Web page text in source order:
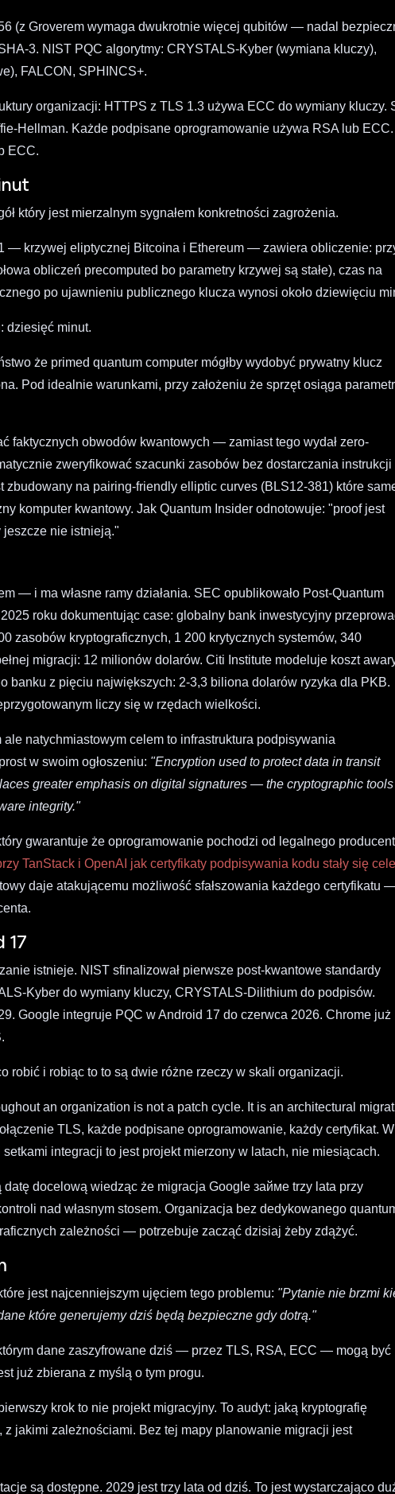
(z Groverem wymaga dwukrotnie więcej qubitów — nadal
3. NIST PQC algorytmy: CRYSTALS-Kyber (wymiana kluczy),
FALCON, SPHINCS+.
organizacji: HTTPS z TLS 1.3 używa ECC do wymiany kluczy.
Hellman. Każde podpisane oprogramowanie używa RSA lub ECC.
ECC.
który jest mierzalnym sygnałem konkretności zagrożenia.
— krzywej eliptycznej Bitcoina i Ethereum — zawiera obliczenie:
obliczeń precomputed bo parametry krzywej są stałe), czas na
po ujawnieniu publicznego klucza wynosi około dziewięciu
dziesięć minut.
że primed quantum computer mógłby wydobyć prywatny klucz
Pod idealnie warunkami, przy założeniu że sprzęt osiąga
faktycznych obwodów kwantowych — zamiast tego wydał zero-
zweryfikować szacunki zasobów bez dostarczania instrukcji
zbudowany na pairing-friendly elliptic curves (BLS12-381) które
komputer kwantowy. Jak Quantum Insider odnotowuje: "proof jest
nie istnieją."
— i ma własne ramy działania. SEC opublikowało Post-Quantum
roku dokumentując case: globalny bank inwestycyjny
zasobów kryptograficznych, 1 200 krytycznych systemów, 340
migracji: 12 milionów dolarów. Citi Institute modeluje koszt
banku z pięciu największych: 2-3,3 biliona dolarów ryzyka dla PKB.
liczy się w rzędach wielkości.
natychmiastowym celem to infrastruktura podpisywania
w swoim ogłoszeniu: "Encryption used to protect data in transit
greater emphasis on digital signatures — the cryptographic tools
integrity."
gwarantuje że oprogramowanie pochodzi od legalnego
TanStack i OpenAI jak certyfikaty podpisywania kodu stały się
daje atakującemu możliwość sfałszowania każdego certyfikatu
17
istnieje. NIST sfinalizował pierwsze post-kwantowe standardy
Kyber do wymiany kluczy, CRYSTALS-Dilithium do podpisów.
Google integruje PQC w Android 17 do czerwca 2026. Chrome już
robić i robiąc to to są dwie różne rzeczy w skali organizacji.
an organization is not a patch cycle. It is an architectural
TLS, każde podpisane oprogramowanie, każdy certyfikat. W
integracji to jest projekt mierzony w latach, nie miesiącach.
docelową wiedząc że migracja Google займе trzy lata przy
nad własnym stosem. Organizacja bez dedykowanego
zależności — potrzebuje zacząć dzisiaj żeby zdążyć.
jest najcenniejszym ujęciem tego problemu: "Pytanie nie brzmi
które generujemy dziś będą bezpieczne gdy dotrą."
dane zaszyfrowane dziś — przez TLS, RSA, ECC — mogą być
już zbierana z myślą o tym progu.
krok to nie projekt migracyjny. To audyt: jaką kryptografię
z jakimi zależnościami. Bez tej mapy planowanie migracji jest
są dostępne. 2029 jest trzy lata od dziś. To jest wystarczająco